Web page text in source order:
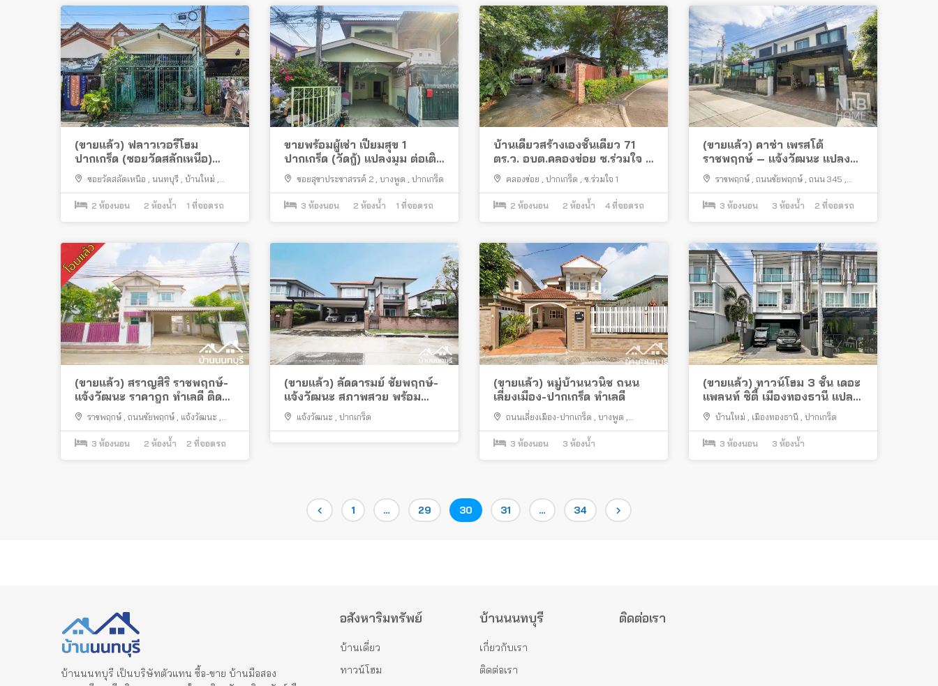
(ขายแล้ว) ฟลาวเวอรี่โฮม
ปากเกร็ด (ซอยวัดสลักเหนือ)
ทำเลดีใกล้แยกสวนสมเด็จ
ซอยวัดสลัดเหนือ , นนทบุรี , บ้านใหม่ ,
ถนนศรีสมาน , ปากเกร็ด
2 ห้องนอน 2 ห้องน้ำ 1 ที่จอดรถ
ขายพร้อมผู้เช่า เปี่ยมสุข 1
ปากเกร็ด (วัดกู้) แปลงมุม ต่อเติม
ครบ ใกล้ห้าแยกปากเกร็ด
ซอยสุขาประชาสรรค์ 2 , บางพูด , ปากเกร็ด
3 ห้องนอน 2 ห้องน้ำ 1 ที่จอดรถ
บ้านเดี่ยวสร้างเองชั้นเดียว 71
ตร.ว. อบต.คลองข่อย ซ.ร่วมใจ 1
ต่อเติมครบ ใกล้โรบินสัน ไลฟ์
สไตล์ ราชพฤกษ์
คลองข่อย , ปากเกร็ด , ซ.ร่วมใจ 1
2 ห้องนอน 2 ห้องน้ำ 4 ที่จอดรถ
(ขายแล้ว) คาซ่า เพรสโต้
ราชพฤกษ์ – แจ้งวัฒนะ แปลง
มุม ราชพฤกษ์ , ถนนชัยพฤกษ์ , ถนน 345 ,
ปากเกร็ด
3 ห้องนอน 3 ห้องน้ำ 2 ที่จอดรถ
(ขายแล้ว) สราญสิริ ราชพฤกษ์-
แจ้งวัฒนะ ราคาถูก ทำเลดี ติด
ถนนราชพฤกษ์
ราชพฤกษ์ ถนนชัยพฤกษ์ แจ้งวัฒนะ
ปากเกร็ด
3 ห้องนอน 2 ห้องน้ำ 2 ที่จอดรถ
(ขายแล้ว) ลัดดารมย์ ชัยพฤกษ์-
แจ้งวัฒนะ สภาพสวย พร้อม
เฟอร์ฯ
แจ้งวัฒนะ ปากเกร็ด
(ขายแล้ว) หมู่บ้านนวนิช ถนน
เลี่ยงเมือง-ปากเกร็ด ทำเลดี
ถนนเลี่ยงเมือง-ปากเกร็ด บางพูด
ปากเกร็ด
3 ห้องนอน 3 ห้องน้ำ
(ขายแล้ว) ทาวน์โฮม 3 ชั้น เดอะ
แพลนท์ ซิตี้ เมืองทองธานี แปลง
มุมพร้อมอยู่
บ้านใหม่ เมืองทองธานี ปากเกร็ด
3 ห้องนอน 3 ห้องน้ำ
Page
1 … Page
29 Page
30 Page
31 … Page
34
บ้านนนทบุรี เป็นบริษัทตัวแทน ซื้อ-ขาย บ้านมือสอง
อสังหาริมทรัพย์
บ้านเดี่ยว
ทาวน์โฮม
บ้านนนทบุรี
เกี่ยวกับเรา
ติดต่อเรา
ติดต่อเรา